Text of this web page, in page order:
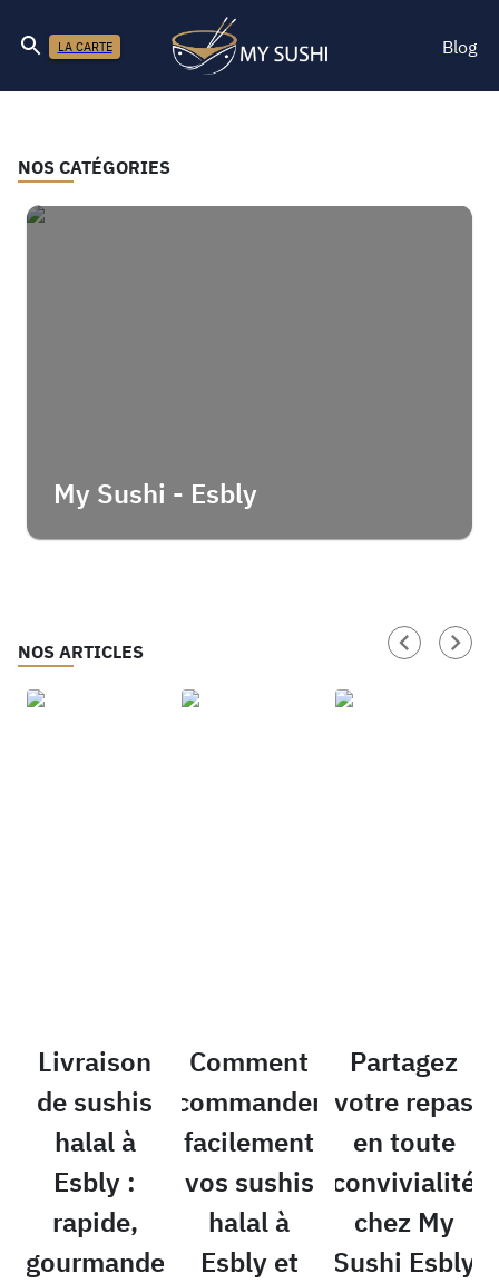
LA CARTE Blog
NOS CATÉGORIES
My Sushi - Esbly
NOS ARTICLES
Livraison
de sushis
halal à
Esbly :
rapide,
gourmande
Comment
commander
facilement
vos sushis
halal à
Esbly et
Partagez
votre repas
en toute
convivialité
chez My
Sushi Esbly